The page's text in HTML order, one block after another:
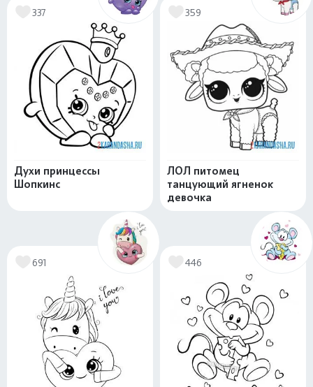
337
Духи принцессы
Шопкинс
359
ЛОЛ питомец
танцующий ягненок
девочка
691 446